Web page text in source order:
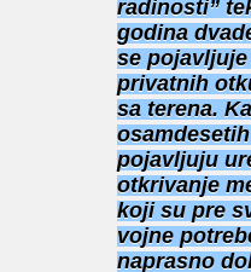
radinosti”
godina
se
privatnih
sa terena.
pojavljuju
otkrivanje
koji su pre
vojne
naprasno